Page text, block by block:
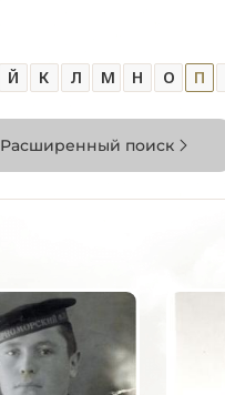
Й К Л М Н О П
Расширенный поиск